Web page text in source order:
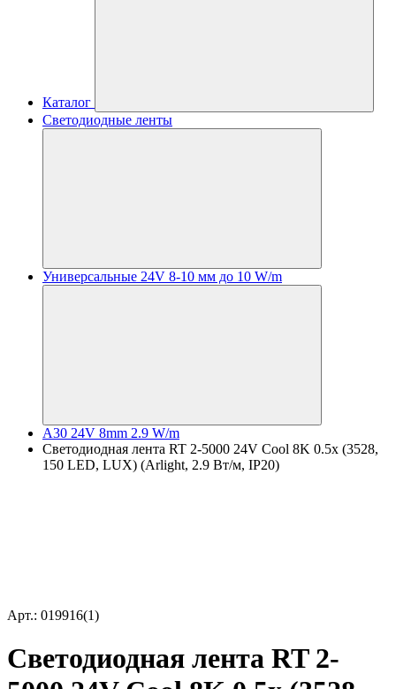
Каталог
Светодиодные ленты
Универсальные 24V 8-10 мм до 10 W/m
A30 24V 8mm 2.9 W/m
Светодиодная лента RT 2-5000 24V Cool 8K 0.5x (3528,
150 LED, LUX) (Arlight, 2.9 Вт/м, IP20)
Арт.: 019916(1)
Светодиодная лента RT 2-